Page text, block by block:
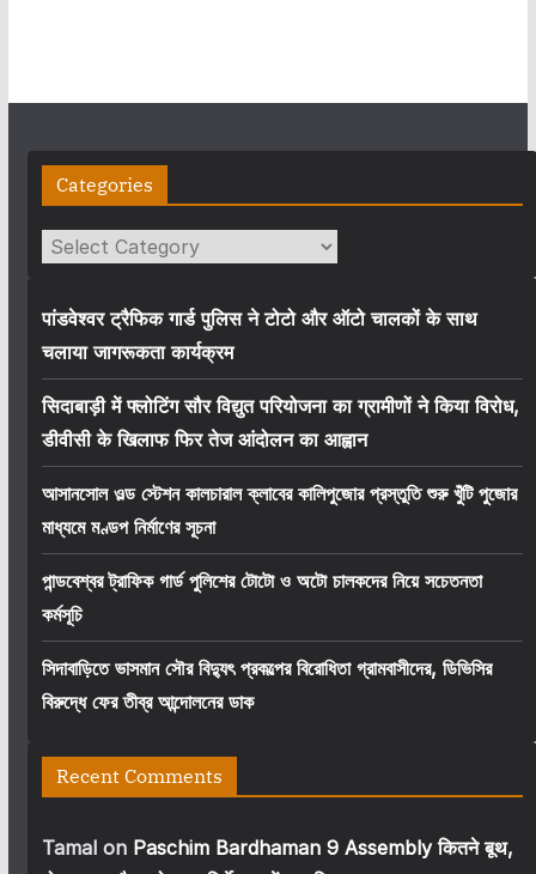
Categories
Categories
पांडवेश्वर ट्रैफिक गार्ड पुलिस ने टोटो और ऑटो चालकों के साथ
चलाया जागरूकता कार्यक्रम
सिदाबाड़ी में फ्लोटिंग सौर विद्युत परियोजना का ग्रामीणों ने किया विरोध,
डीवीसी के खिलाफ फिर तेज आंदोलन का आह्वान
আসানসোল ওল্ড স্টেশন কালচারাল ক্লাবের কালিপুজোর প্রস্তুতি শুরু খুঁটি পুজোর
মাধ্যমে মণ্ডপ নির্মাণের সূচনা
পান্ডবেশ্বর ট্রাফিক গার্ড পুলিশের টোটো ও অটো চালকদের নিয়ে সচেতনতা
কর্মসূচি
সিদাবাড়িতে ভাসমান সৌর বিদ্যুৎ প্রকল্পের বিরোধিতা গ্রামবাসীদের, ডিভিসির
বিরুদ্ধে ফের তীব্র আন্দোলনের ডাক
Recent Comments
Tamalon Paschim Bardhaman 9 Assembly कितने बूथ,